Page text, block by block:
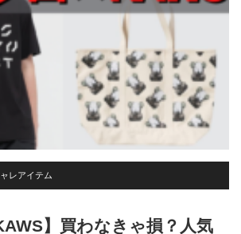
レアイテム
】買わなきゃ損？人気